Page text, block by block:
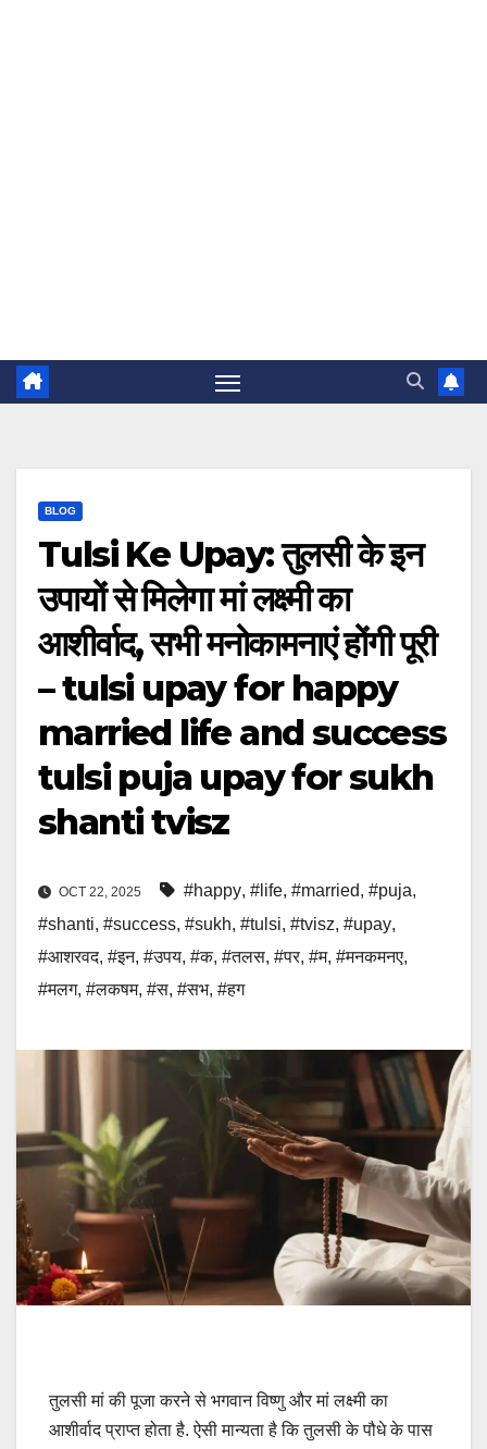
BLOG
Tulsi Ke Upay: तुलसी के इन
उपायों से मिलेगा मां लक्ष्मी का
आशीर्वाद, सभी मनोकामनाएं होंगी पूरी
– tulsi upay for happy
married life and success
tulsi puja upay for sukh
shanti tvisz
OCT 22, 2025 #happy, #life, #married, #puja,
#shanti, #success, #sukh, #tulsi, #tvisz, #upay,
#आशरवद, #इन, #उपय, #क, #तलस, #पर, #म, #मनकमनए,
#मलग, #लकषम, #स, #सभ, #हग
तुलसी मां की पूजा करने से भगवान विष्णु और मां लक्ष्मी का
आशीर्वाद प्राप्त होता है. ऐसी मान्यता है कि तुलसी के पौधे के पास